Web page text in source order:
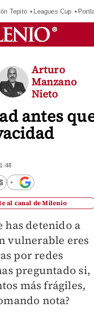
Tepito Leagues Cup
antes
Arturo
Manzano
Nieto
al canal de Milenio
has detenido a
vulnerable eres
por redes
preguntado si,
más frágiles,
nota?